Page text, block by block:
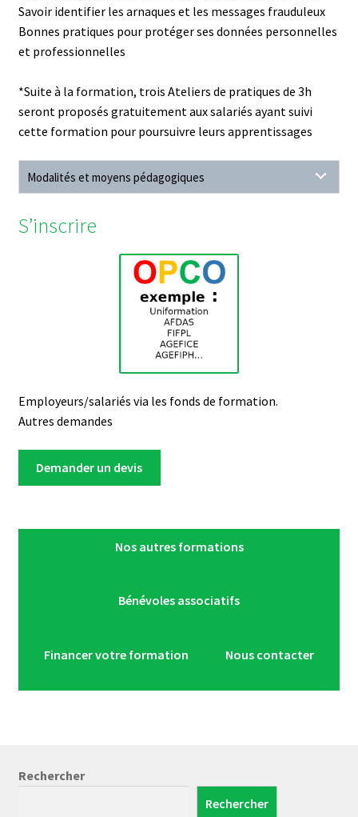
Savoir identifier les arnaques et les messages frauduleux
Bonnes pratiques pour protéger ses données personnelles
et professionnelles
*Suite à la formation, trois Ateliers de pratiques de 3h
seront proposés gratuitement aux salariés ayant suivi
cette formation pour poursuivre leurs apprentissages
Modalités et moyens pédagogiques
S’inscrire
Employeurs/salariés via les fonds de formation.
Autres demandes
Demander un devis
Nos autres formations
Bénévoles associatifs
Financer votre formation Nous contacter
Rechercher
Rechercher